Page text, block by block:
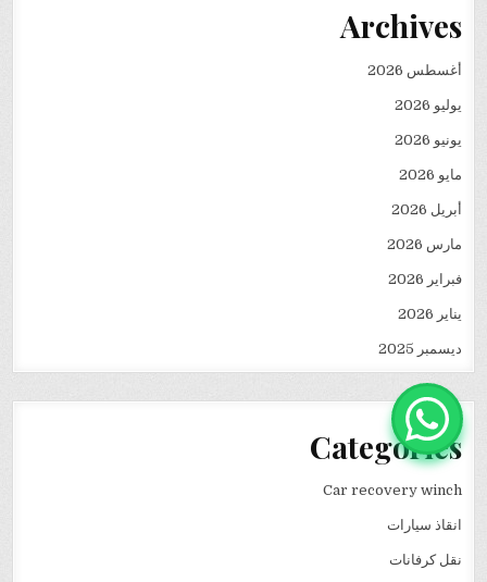
Archives
أغسطس 2026
يوليو 2026
يونيو 2026
مايو 2026
أبريل 2026
مارس 2026
فبراير 2026
يناير 2026
ديسمبر 2025
Categories
Car recovery winch
انقاذ سيارات
نقل كرفانات